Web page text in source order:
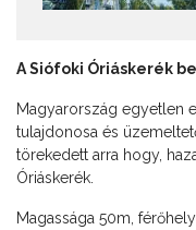
A Siófoki Óriáskerék
Magyarország egyetlen
tulajdonosa és
törekedett arra hogy,
Óriáskerék.
Magassága 50m,